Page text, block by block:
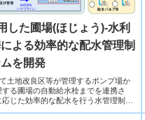
した圃場(ほじょう)-水利
よる効率的な配水管理制
を開発
土地改良区等が管理するポンプ場か
する圃場の自動給水栓までを連携さ
じた効率的な配水を行う水管理制御